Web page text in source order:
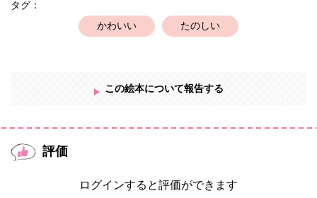
タグ：
かわいい たのしい
この絵本について報告する
評価
ログインすると評価ができます